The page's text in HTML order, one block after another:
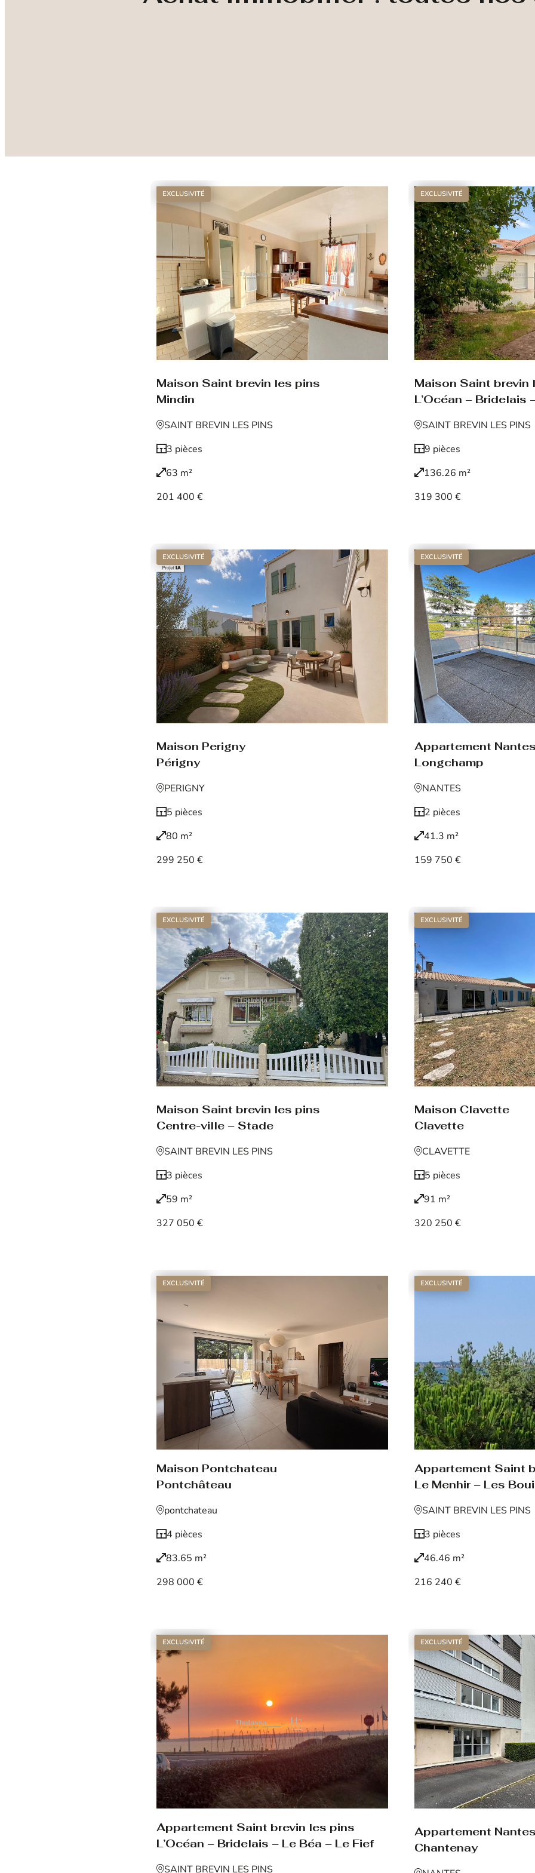
EXCLUSIVITÉ
Maison Saint brevin les pins
Mindin
SAINT BREVIN LES PINS
3 pièces
63 m²
201 400 €
EXCLUSIVITÉ
Maison Saint brevin
L’Océan – Bridelais
SAINT BREVIN LES PINS
9 pièces
136.26 m²
319 300 €
EXCLUSIVITÉ
Maison Perigny
Périgny
PERIGNY
5 pièces
80 m²
299 250 €
EXCLUSIVITÉ
Appartement
Longchamp
NANTES
2 pièces
41.3 m²
159 750 €
EXCLUSIVITÉ
Maison Saint brevin les pins
Centre-ville – Stade
SAINT BREVIN LES PINS
3 pièces
59 m²
327 050 €
EXCLUSIVITÉ
Maison Clavette
Clavette
CLAVETTE
5 pièces
91 m²
320 250 €
EXCLUSIVITÉ
Maison Pontchateau
Pontchâteau
pontchateau
4 pièces
83.65 m²
298 000 €
EXCLUSIVITÉ
Appartement Saint
Le Menhir – Les
SAINT BREVIN LES PINS
3 pièces
46.46 m²
216 240 €
EXCLUSIVITÉ
Appartement Saint brevin les pins
L’Océan – Bridelais – Le Béa – Le Fief
SAINT BREVIN LES PINS
EXCLUSIVITÉ
Appartement
Chantenay